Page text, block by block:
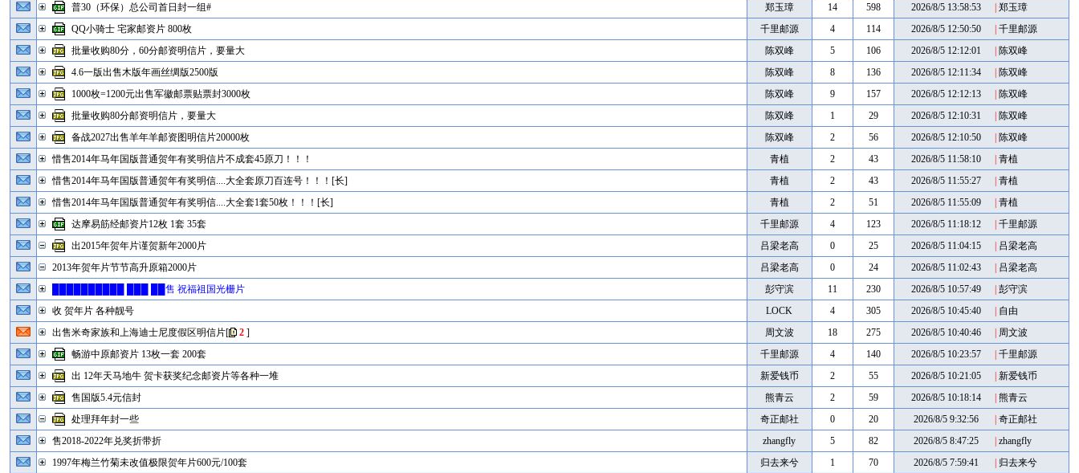
郑玉璋
14 598 2026/8/5 13:58:53 郑玉璋
普30（环保）总公司首日封一组#
千里邮源
4 114 2026/8/5 12:50:50 千里邮源
QQ小骑士 宅家邮资片 800枚
陈双峰
5 106 2026/8/5 12:12:01 陈双峰
批量收购80分，60分邮资明信片，要量大
陈双峰
8 136 2026/8/5 12:11:34 陈双峰
4.6一版出售木版年画丝绸版2500版
陈双峰
9 157 2026/8/5 12:12:13 陈双峰
1000枚=1200元出售军徽邮票贴票封3000枚
陈双峰
1 29 2026/8/5 12:10:31 陈双峰
批量收购80分邮资明信片，要量大
陈双峰
2 56 2026/8/5 12:10:50 陈双峰
备战2027出售羊年羊邮资图明信片20000枚
青植
2 43 2026/8/5 11:58:10 青植
惜售2014年马年国版普通贺年有奖明信片不成套45原刀！！！
青植
2 43 2026/8/5 11:55:27 青植
惜售2014年马年国版普通贺年有奖明信....大全套原刀百连号！！！[长]
青植
2 51 2026/8/5 11:55:09 青植
惜售2014年马年国版普通贺年有奖明信....大全套1套50枚！！！[长]
千里邮源
4 123 2026/8/5 11:18:12 千里邮源
达摩易筋经邮资片12枚 1套 35套
吕梁老高
0 25 2026/8/5 11:04:15 吕梁老高
出2015年贺年片谨贺新年2000片
吕梁老高
0 24 2026/8/5 11:02:43 吕梁老高
2013年贺年片节节高升原箱2000片
彭守滨
11 230 2026/8/5 10:57:49 彭守滨
██████████ ███ ██售 祝福祖国光栅片
LOCK
4 305 2026/8/5 10:45:40 自由
收 贺年片 各种靓号
周文波
18 275 2026/8/5 10:40:46 周文波
出售米奇家族和上海迪士尼度假区明信片[ 2 ]
千里邮源
4 140 2026/8/5 10:23:57 千里邮源
畅游中原邮资片 13枚一套 200套
新爱钱币
2 55 2026/8/5 10:21:05 新爱钱币
出 12年天马地牛 贺卡获奖纪念邮资片等各种一堆
熊青云
2 59 2026/8/5 10:18:14 熊青云
售国版5.4元信封
奇正邮社
0 20 2026/8/5 9:32:56 奇正邮社
处理拜年封一些
zhangfly
5 82 2026/8/5 8:47:25 zhangfly
售2018-2022年兑奖折带折
归去来兮
1 70 2026/8/5 7:59:41 归去来兮
1997年梅兰竹菊未改值极限贺年片600元/100套